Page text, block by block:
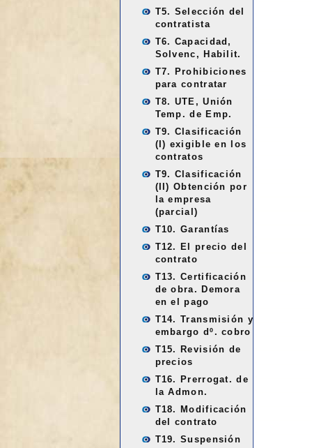
T5. Selección del
contratista
T6. Capacidad,
Solvenc, Habilit.
T7. Prohibiciones
para contratar
T8. UTE, Unión
Temp. de Emp.
T9. Clasificación
(I) exigible en los
contratos
T9. Clasificación
(II) Obtención por
la empresa
(parcial)
T10. Garantías
T12. El precio del
contrato
T13. Certificación
de obra. Demora
en el pago
T14. Transmisión y
embargo dº. cobro
T15. Revisión de
precios
T16. Prerrogat. de
la Admon.
T18. Modificación
del contrato
T19. Suspensión